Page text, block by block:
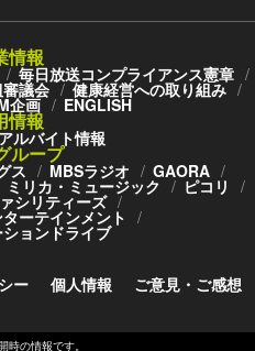
情報
毎日放送コンプライアンス憲章
議会 健康経営への取り組み
企画 ENGLISH
情報
アルバイト情報
ループ
ス MBSラジオ GAORA
ミリカ・ミュージック ピコリ
シリティーズ
ーテインメント
ョンドライブ
ー 個人情報 ご意見・ご感想
時の情報です。